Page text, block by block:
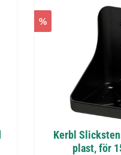
%
Kerbl
plast, för